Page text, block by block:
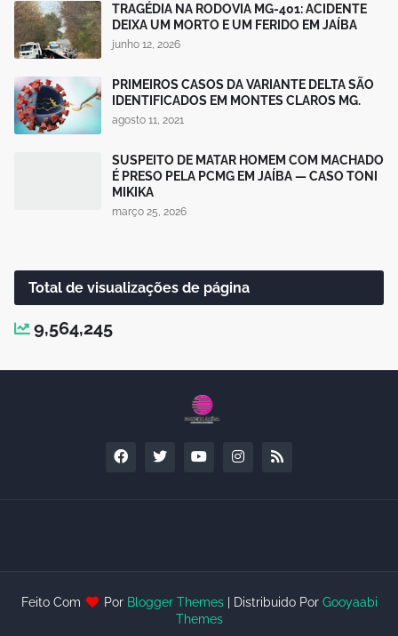
TRAGÉDIA NA RODOVIA MG-401: ACIDENTE
DEIXA UM MORTO E UM FERIDO EM JAÍBA
junho 12, 2026
PRIMEIROS CASOS DA VARIANTE DELTA SÃO
IDENTIFICADOS EM MONTES CLAROS MG.
agosto 11, 2021
SUSPEITO DE MATAR HOMEM COM MACHADO
É PRESO PELA PCMG EM JAÍBA — CASO TONI
MIKIKA
março 25, 2026
Total de visualizações de página
9,564,245
Feito Com Por Blogger Themes| Distribuido Por Gooyaabi
Themes